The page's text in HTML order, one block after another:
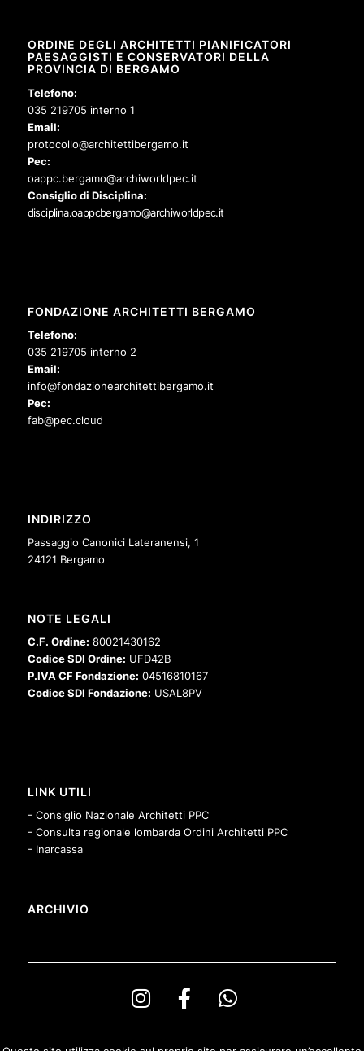
ORDINE DEGLI ARCHITETTI PIANIFICATORI
PAESAGGISTI E CONSERVATORI DELLA
PROVINCIA DI BERGAMO
Telefono:
035 219705 interno 1
Email:
protocollo@architettibergamo.it
Pec:
oappc.bergamo@archiworldpec.it
Consiglio di Disciplina:
disciplina.oappcbergamo@archiworldpec.it
FONDAZIONE ARCHITETTI BERGAMO
Telefono:
035 219705 interno 2
Email:
info@fondazionearchitettibergamo.it
Pec:
fab@pec.cloud
INDIRIZZO
Passaggio Canonici Lateranensi, 1
24121 Bergamo
NOTE LEGALI
C.F. Ordine: 80021430162
Codice SDI Ordine: UFD42B
P.IVA CF Fondazione: 04516810167
Codice SDI Fondazione: USAL8PV
LINK UTILI
- Consiglio Nazionale Architetti PPC
- Consulta regionale lombarda Ordini Architetti PPC
- Inarcassa
ARCHIVIO